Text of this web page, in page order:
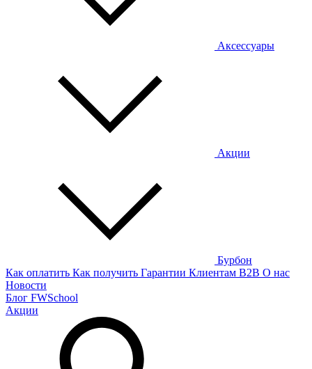
Аксессуары
Акции
Бурбон
Как оплатить Как получить Гарантии Клиентам B2B О нас
Новости
Блог FWSchool
Акции